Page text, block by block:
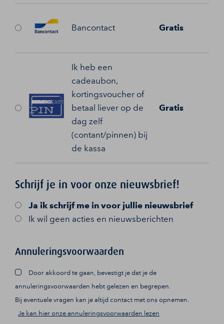
Bancontact Gratis
Ik heb een
cadeaubon,
kortingsvoucher of
betaal liever op de
dag zelf
(contant/pinnen) bij
de kassa
Gratis
Schrijf je in voor onze nieuwsbrief!
Ja ik schrijf me in voor jullie nieuwsbrief
Ik wil geen acties en nieuwsberichten
Annuleringsvoorwaarden
Door akkoord te gaan, bevestigt je dat je de
annuleringsvoorwaarden hebt gelezen en begrepen.
Bij eventuele vragen kan je altijd contact met ons opnemen.
Je kan hier onze annuleringsvoorwaarden lezen